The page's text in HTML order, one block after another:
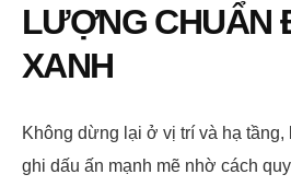
LƯỢNG CHUẨN
XANH
Không dừng lại ở vị trí và hạ tầng,
ghi dấu ấn mạnh mẽ nhờ cách